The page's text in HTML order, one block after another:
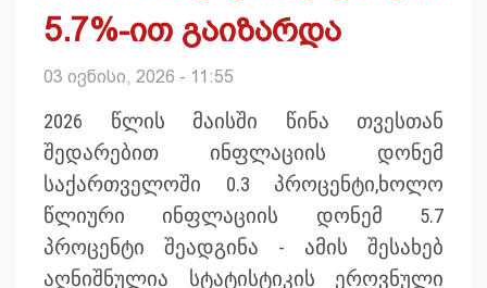
5.7%-ით გაიზარდა
03 ივნისი, 2026 - 11:55
2026 წლის მაისში წინა თვესთან
შედარებით ინფლაციის დონემ
საქართველოში 0.3 პროცენტი,ხოლო
წლიური ინფლაციის დონემ 5.7
პროცენტი შეადგინა - ამის შესახებ
აღნიშნულია სტატისტიკის ეროვნული